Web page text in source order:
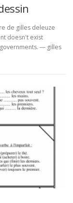
de gilles deleuze
doesn't exist
― gilles